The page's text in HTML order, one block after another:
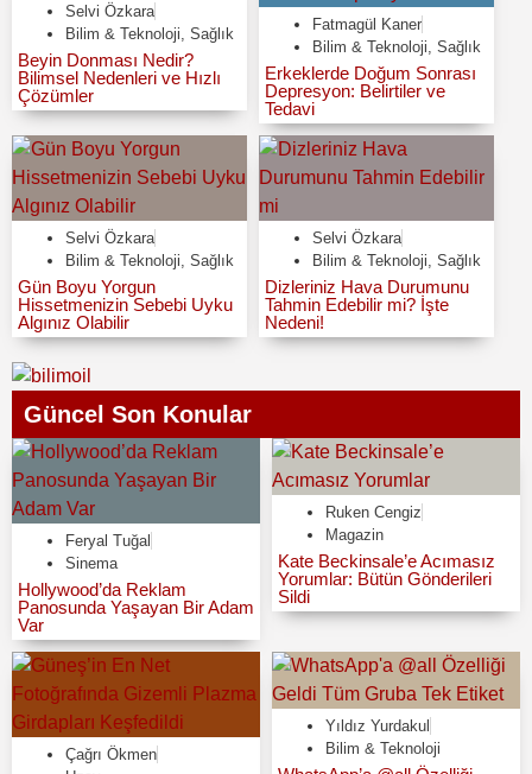
Selvi Özkara
Bilim & Teknoloji Sağlık
Beyin Donması Nedir?
Bilimsel Nedenleri ve Hızlı
Çözümler
Fatmagül Kaner
Bilim & Teknoloji, Sağlık
Erkeklerde Doğum Sonrası
Depresyon: Belirtiler ve
Tedavi
Selvi Özkara
Bilim & Teknoloji, Sağlık
Gün Boyu Yorgun
Hissetmenizin Sebebi Uyku
Algınız Olabilir
Selvi Özkara
Bilim & Teknoloji, Sağlık
Dizleriniz Hava Durumunu
Tahmin Edebilir mi? İşte
Nedeni!
Güncel Son Konular
Feryal Tuğal
Sinema
Hollywood’da Reklam
Panosunda Yaşayan Bir Adam
Var
Ruken Cengiz
Magazin
Kate Beckinsale’e Acımasız
Yorumlar: Bütün Gönderileri
Sildi
Çağrı Ökmen
Yıldız Yurdakul
Bilim & Teknoloji